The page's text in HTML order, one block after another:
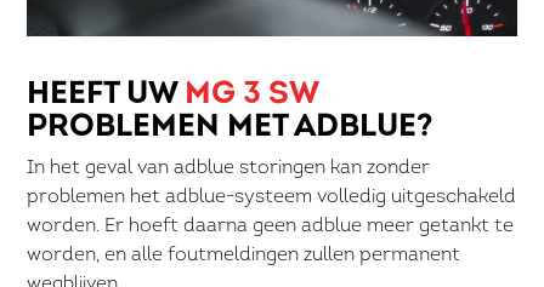
HEEFT UW MG 3 SW
PROBLEMEN MET ADBLUE?
In het geval van adblue storingen kan zonder
problemen het adblue-systeem volledig uitgeschakeld
worden. Er hoeft daarna geen adblue meer getankt te
worden, en alle foutmeldingen zullen permanent